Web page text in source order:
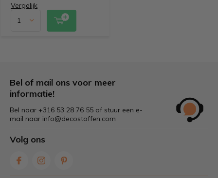
Vergelijk
Bel of mail ons voor meer
informatie!
Bel naar +316 53 28 76 55 of stuur een e-
mail naar info@decostoffen.com
Volg ons